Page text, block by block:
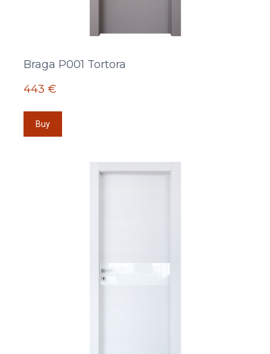
Braga P001 Tortora
443 €
Buy